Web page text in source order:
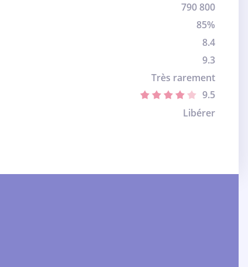
790 800
85%
8.4
9.3
Très rarement
9.5
Libérer